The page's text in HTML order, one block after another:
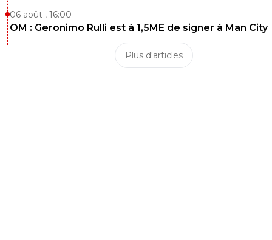
06 août , 16:00
OM : Geronimo Rulli est à 1,5ME de signer à Man City
Plus d'articles